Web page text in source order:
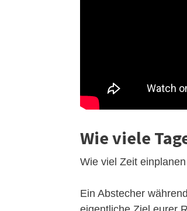
Wie viele
Wie viel Zeit
Ein Abstecher